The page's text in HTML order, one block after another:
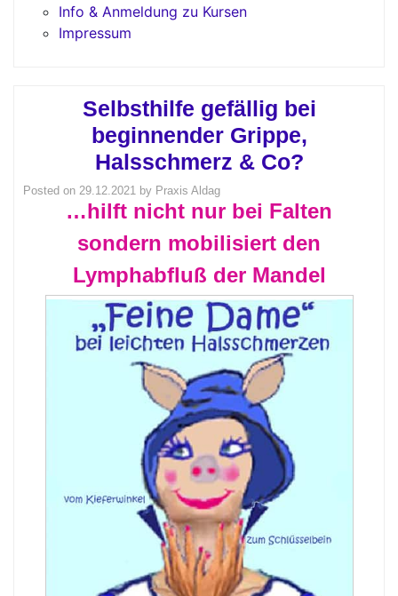
Info & Anmeldung zu Kursen
Impressum
Selbsthilfe gefällig bei
beginnender Grippe,
Halsschmerz & Co?
Posted on 29.12.2021 by Praxis Aldag
…hilft nicht nur bei Falten
sondern mobilisiert den
Lymphabfluß der Mandel